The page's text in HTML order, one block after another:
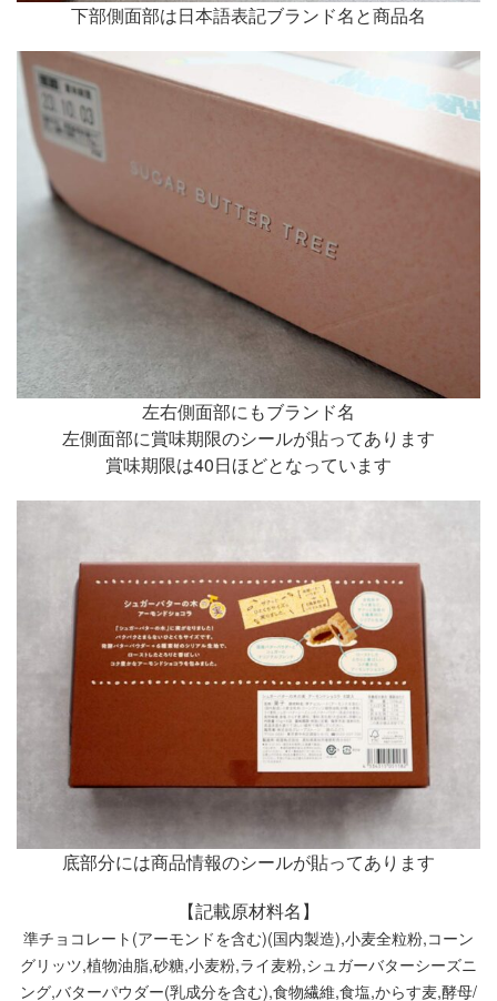
下部側面部は日本語表記ブランド名と商品名
左右側面部にもブランド名
左側面部に賞味期限のシールが貼ってあります
賞味期限は40日ほどとなっています
底部分には商品情報のシールが貼ってあります
【記載原材料名】
準チョコレート(アーモンドを含む)(国内製造),小麦全粒粉,コーン
グリッツ,植物油脂,砂糖,小麦粉,ライ麦粉,シュガーバターシーズニ
ング,バターパウダー(乳成分を含む),食物繊維,食塩,からす麦,酵母/